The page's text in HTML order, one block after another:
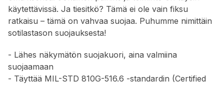
käytettävissä. Ja tiesitkö? Tämä ei ole vain fiksu
ratkaisu – tämä on vahvaa suojaa. Puhumme nimittäin
sotilastason suojauksesta!
- Lähes näkymätön suojakuori, aina valmiina
suojaamaan
- Täyttää MIL-STD 810G-516.6 -standardin (Certified